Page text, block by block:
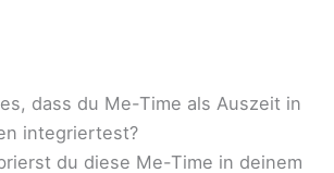
dass du Me-Time als Auszeit in
integriertest?
du diese Me-Time in deinem